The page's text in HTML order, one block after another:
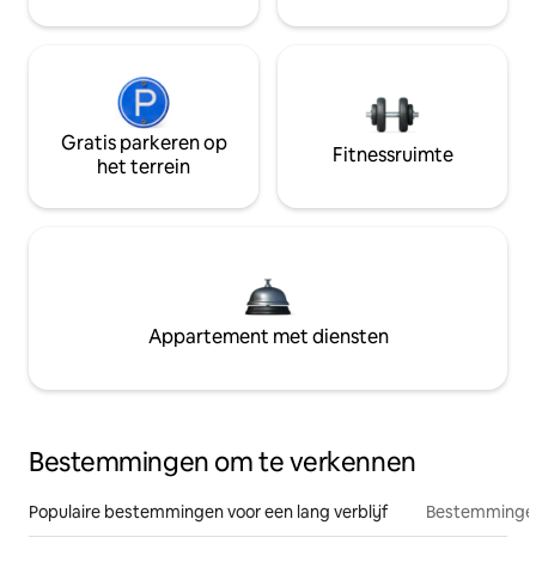
Gratis parkeren op
het terrein
Fitnessruimte
Appartement met diensten
Bestemmingen om te verkennen
Populaire bestemmingen voor een lang verblijf